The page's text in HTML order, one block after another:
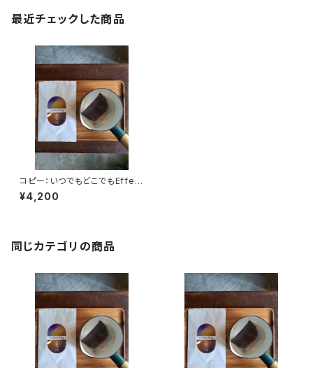
最近チェックした商品
コピー：いつでもどこでもEffect
coffee Bag(22袋入り)2袋お
まけ
¥4,200
同じカテゴリの商品